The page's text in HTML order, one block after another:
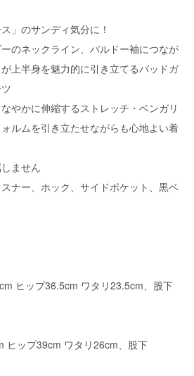
」のサンディ気分に！
のネックライン、バルドー袖につなが
上半身を魅力的に引き立てるバッドガ
やかに伸縮するストレッチ・ベンガリ
ルムを引き立たせながらも心地よい着
ません
ナー、ホック、サイドポケット、黒ベ
ヒップ36.5cm ワタリ23.5cm、股下
ヒップ39cm ワタリ26cm、股下